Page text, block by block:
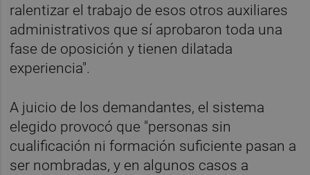
ralentizar el trabajo de esos otros auxiliares
administrativos que sí aprobaron toda una
fase de oposición y tienen dilatada
experiencia".
A juicio de los demandantes, el sistema
elegido provocó que "personas sin
cualificación ni formación suficiente pasan a
ser nombradas, y en algunos casos a